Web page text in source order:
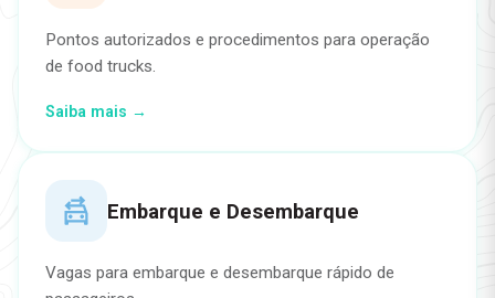
Pontos autorizados e procedimentos para operação
de food trucks.
Saiba mais →
Embarque e Desembarque
Vagas para embarque e desembarque rápido de